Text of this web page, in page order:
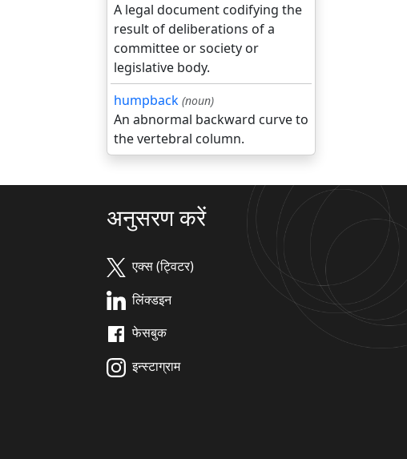
A legal document codifying the
result of deliberations of a
committee or society or
legislative body.
humpback (noun)
An abnormal backward curve to
the vertebral column.
अनुसरण करें
एक्स (ट्विटर)
लिंक्डइन
फेसबुक
इन्स्टाग्राम